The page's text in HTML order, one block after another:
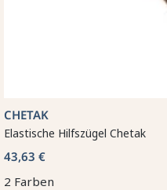
CHETAK
Elastische Hilfszügel Chetak
43,63 €
2 Farben